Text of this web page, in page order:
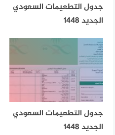
جدول التطعيمات السعودي
الجديد 1448
جدول التطعيمات السعودي
الجديد 1448